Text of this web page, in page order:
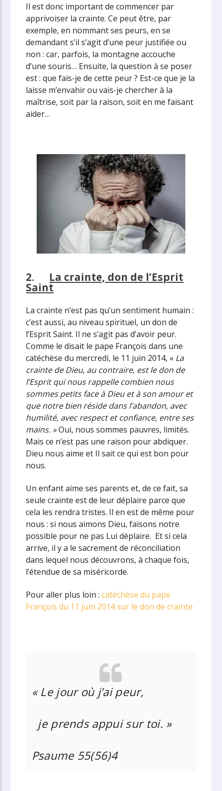
Il est donc important de commencer par
apprivoiser la crainte. Ce peut être, par
exemple, en nommant ses peurs, en se
demandant s’il s’agit d’une peur justifiée ou
non : car, parfois, la montagne accouche
d’une souris… Ensuite, la question à se poser
est : que fais-je de cette peur ? Est-ce que je la
laisse m’envahir ou vais-je chercher à la
maîtrise, soit par la raison, soit en me faisant
aider…
2. La crainte, don de l’Esprit
Saint
La crainte n’est pas qu’un sentiment humain :
c’est aussi, au niveau spirituel, un don de
l’Esprit Saint. Il ne s’agit pas d’avoir peur.
Comme le disait le pape François dans une
catéchèse du mercredi, le 11 juin 2014, « La
crainte de Dieu, au contraire, est le don de
l’Esprit qui nous rappelle combien nous
sommes petits face à Dieu et à son amour et
que notre bien réside dans l’abandon, avec
humilité, avec respect et confiance, entre ses
mains. »Oui, nous sommes pauvres, limités.
Mais ce n’est pas une raison pour abdiquer.
Dieu nous aime et Il sait ce qui est bon pour
nous.
Un enfant aime ses parents et, de ce fait, sa
seule crainte est de leur déplaire parce que
cela les rendra tristes. Il en est de même pour
nous : si nous aimons Dieu, faisons notre
possible pour ne pas Lui déplaire. Et si cela
arrive, il y a le sacrement de réconciliation
dans lequel nous découvrons, à chaque fois,
l’étendue de sa miséricorde.
Pour aller plus loin :catéchèse du pape
François du 11 juin 2014 sur le don de crainte
«Le jour où j’ai peur,
je prends appui sur toi. »
Psaume 55(56)4